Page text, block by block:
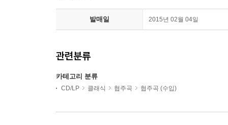
발매일 2015년 02월 04일
관련분류
카테고리 분류
CD/LP 클래식 협주곡 협주곡 (수입)